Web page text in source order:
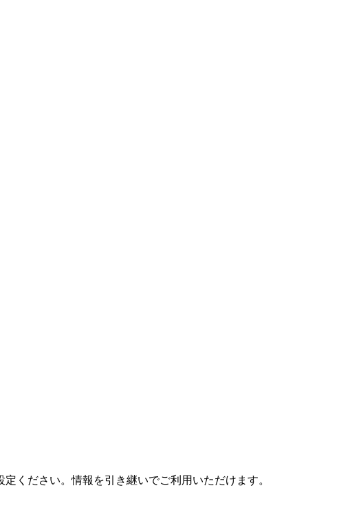
ください。情報を引き継いでご利用いただけます。